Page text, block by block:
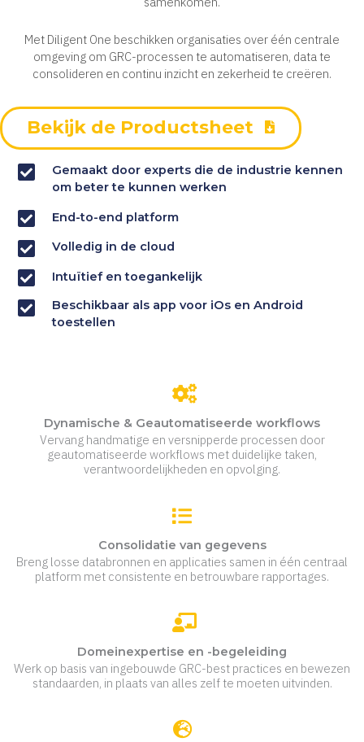
Met Diligent One beschikken organisaties over één centrale
omgeving om GRC-processen te automatiseren, data te
consolideren en continu inzicht en zekerheid te creëren.
Bekijk de Productsheet
Gemaakt door experts die de industrie kennen
om beter te kunnen werken
End-to-end platform
Volledig in de cloud
Intuïtief en toegankelijk
Beschikbaar als app voor iOs en Android
toestellen
Dynamische & Geautomatiseerde workflows
Vervang handmatige en versnipperde processen door
geautomatiseerde workflows met duidelijke taken,
verantwoordelijkheden en opvolging.
Consolidatie van gegevens
Breng losse databronnen en applicaties samen in één centraal
platform met consistente en betrouwbare rapportages.
Domeinexpertise en -begeleiding
Werk op basis van ingebouwde GRC-best practices en bewezen
standaarden, in plaats van alles zelf te moeten uitvinden.